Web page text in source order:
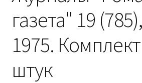
газета" 19
1975.
штук